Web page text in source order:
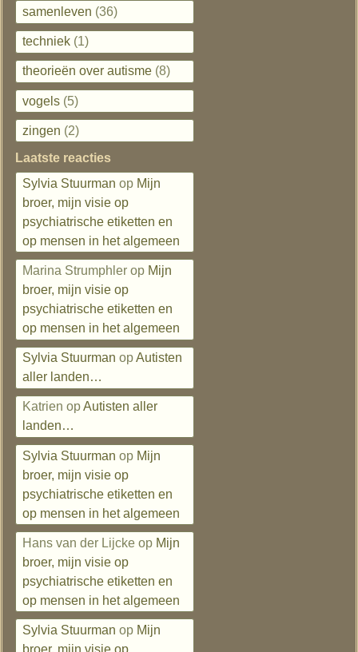
samenleven (36)
techniek (1)
theorieën over autisme (8)
vogels (5)
zingen (2)
Laatste reacties
Sylvia Stuurman op Mijn
broer, mijn visie op
psychiatrische etiketten en
op mensen in het algemeen
Marina Strumphler op Mijn
broer, mijn visie op
psychiatrische etiketten en
op mensen in het algemeen
Sylvia Stuurman opAutisten
aller landen…
Katrien opAutisten aller
landen…
Sylvia Stuurman op Mijn
broer, mijn visie op
psychiatrische etiketten en
op mensen in het algemeen
Hans van der Lijcke op Mijn
broer, mijn visie op
psychiatrische etiketten en
op mensen in het algemeen
Sylvia Stuurman op Mijn
broer, mijn visie op